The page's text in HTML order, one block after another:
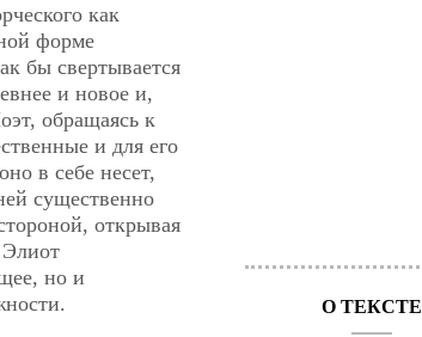
как
форме
бы свертывается
и новое и,
обращаясь к
и для его
в себе несет,
существенно
открывая
но и
О ТЕКСТЕ